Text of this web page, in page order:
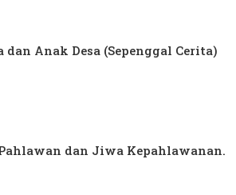
dan Anak Desa (Sepenggal Cerita)
dan Jiwa Kepahlawanan.